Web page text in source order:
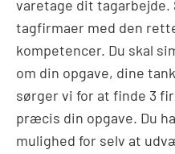
varetage dit
tagfirmaer med den
kompetencer. Du skal
om din opgave, dine
sørger vi for at finde 3
præcis din opgave. Du
mulighed for selv at